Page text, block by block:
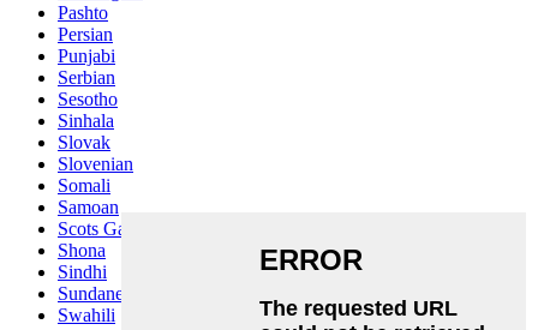
Pashto
Persian
Punjabi
Serbian
Sesotho
Sinhala
Slovak
Slovenian
Somali
Samoan
Scots Gaelic
Shona
Sindhi
Sundanese
Swahili